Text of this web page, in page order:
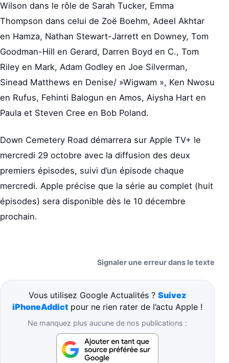
Wilson dans le rôle de Sarah Tucker, Emma
Thompson dans celui de Zoë Boehm, Adeel Akhtar
en Hamza, Nathan Stewart-Jarrett en Downey, Tom
Goodman-Hill en Gerard, Darren Boyd en C., Tom
Riley en Mark, Adam Godley en Joe Silverman,
Sinead Matthews en Denise/ »Wigwam », Ken Nwosu
en Rufus, Fehinti Balogun en Amos, Aiysha Hart en
Paula et Steven Cree en Bob Poland.
Down Cemetery Road démarrera sur Apple TV+ le
mercredi 29 octobre avec la diffusion des deux
premiers épisodes, suivi d’un épisode chaque
mercredi. Apple précise que la série au complet (huit
épisodes) sera disponible dès le 10 décembre
prochain.
Signaler une erreur dans le texte
Vous utilisez Google Actualités ? Suivez
iPhoneAddict pour ne rien rater de l’actu Apple !
Ne manquez plus aucune de nos publications :